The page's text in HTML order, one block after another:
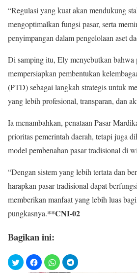
“Regulasi yang kuat akan mendukung
mengoptimalkan fungsi pasar, serta
penyimpangan dalam pengelolaan aset
Di samping itu, Ely menyebutkan bahwa
mempersiapkan pembentukan
(PTD) sebagai langkah strategis untuk
yang lebih profesional, transparan, dan
Ia menambahkan, penataan Pasar
prioritas pemerintah daerah, tetapi juga
model pembenahan pasar tradisional di
“Dengan sistem yang lebih tertata dan
harapkan pasar tradisional dapat
memberikan manfaat yang lebih luas
pungkasnya.**CNI-02
Bagikan ini: